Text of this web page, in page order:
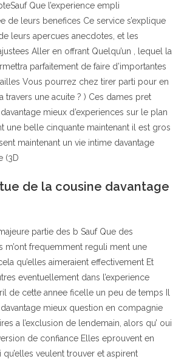
Que l’experience empli
de leurs benefices Ce service s’explique
leurs apercues anecdotes, et les
Aller en offrant Quelqu’un , lequel la
parfaitement de faire d’importantes
Vous pourrez chez tirer parti pour en
travers une acuite ? ) Ces dames pret
mieux d’experiences sur le plan
une belle cinquante maintenant il est gros
maintenant un vie intime davantage
(3D
de la cousine davantage
partie des b Sauf Que des
m’ont frequemment reguli ment une
qu’elles aimeraient effectivement Et
eventuellement dans l’experience
de cette annee ficelle un peu de temps Il
davantage mieux question en compagnie
a l’exclusion de lendemain, alors qu’ oui
de confiance Elles eprouvent en
veulent trouver et aspirent